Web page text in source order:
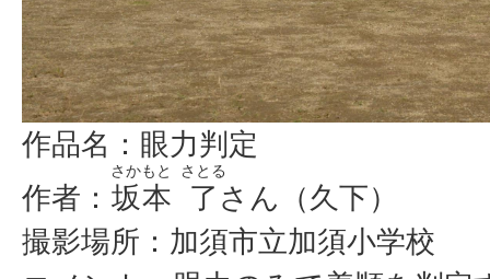
作品名：眼力判定
作者： 坂本
さかもと
了
さとる
さん（久下）
撮影場所：加須市立加須小学校